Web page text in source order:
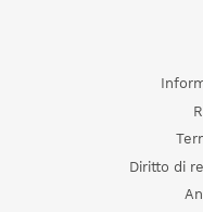
Diritto di